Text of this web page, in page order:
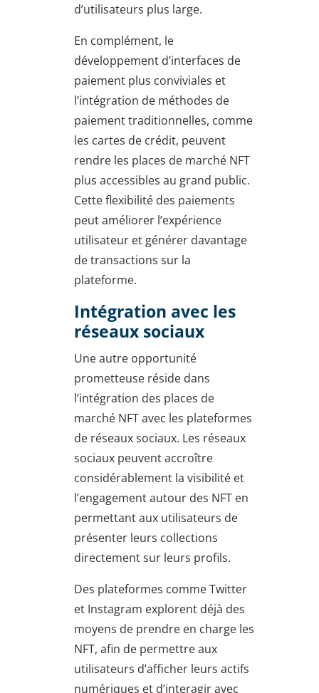
d’utilisateurs plus large.
En complément, le
développement d’interfaces de
paiement plus conviviales et
l’intégration de méthodes de
paiement traditionnelles, comme
les cartes de crédit, peuvent
rendre les places de marché NFT
plus accessibles au grand public.
Cette flexibilité des paiements
peut améliorer l’expérience
utilisateur et générer davantage
de transactions sur la
plateforme.
Intégration avec les
réseaux sociaux
Une autre opportunité
prometteuse réside dans
l’intégration des places de
marché NFT avec les plateformes
de réseaux sociaux. Les réseaux
sociaux peuvent accroître
considérablement la visibilité et
l’engagement autour des NFT en
permettant aux utilisateurs de
présenter leurs collections
directement sur leurs profils.
Des plateformes comme Twitter
et Instagram explorent déjà des
moyens de prendre en charge les
NFT, afin de permettre aux
utilisateurs d’afficher leurs actifs
numériques et d’interagir avec